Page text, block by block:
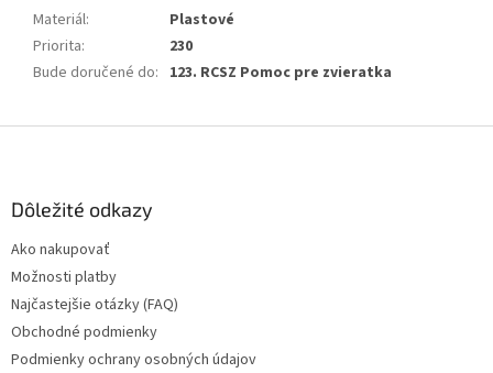
Materiál:
Plastové
Priorita:
230
Bude doručené do: 123. RCSZ Pomoc pre zvieratka
Dôležité odkazy
Ako nakupovať
Možnosti platby
Najčastejšie otázky (FAQ)
Obchodné podmienky
Podmienky ochrany osobných údajov